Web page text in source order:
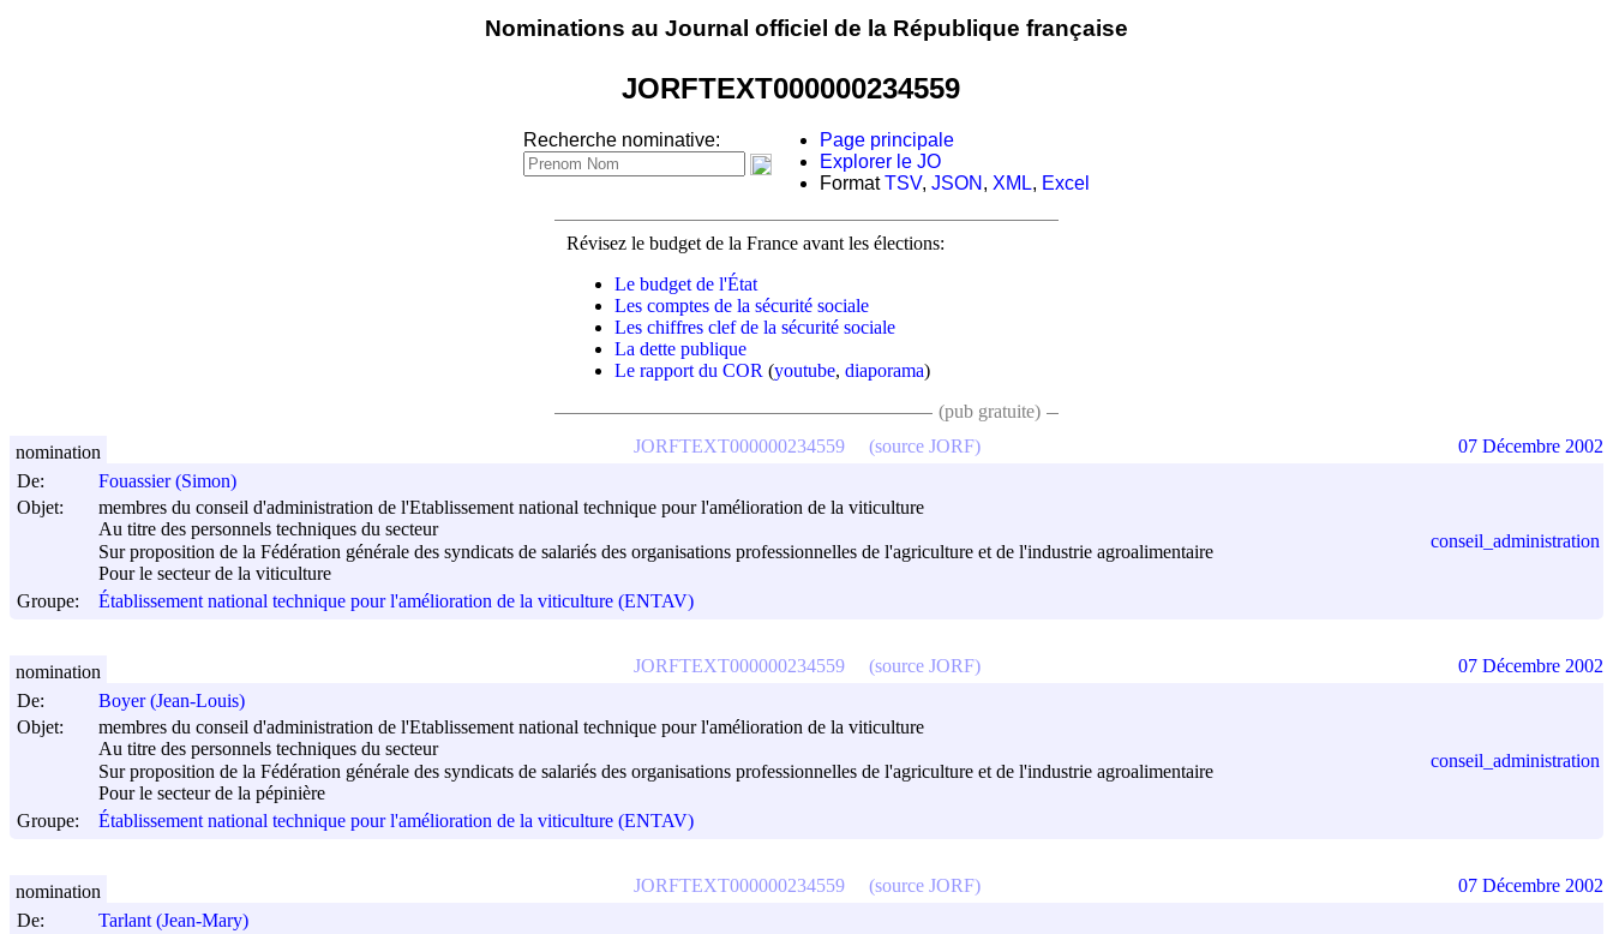
Nominations au Journal officiel de la République française
JORFTEXT000000234559
Recherche nominative:
Page principale
Explorer le JO
FormatTSV, JSON , XML, Excel
Révisez le budget de la France avant les élections:
Le budget de l'État
Les comptes de la sécurité sociale
Les chiffres clef de la sécurité sociale
La dette publique
Le rapport du COR (youtube, diaporama)
(pub gratuite)
De:
Fouassier (Simon)
Objet:
membres du conseil d'administration de l'Etablissement national technique pour l'amélioration de la viticulture
Au titre des personnels techniques du secteur
Sur proposition de la Fédération générale des syndicats de salariés des organisations professionnelles de l'agriculture et de l'industrie agroalimentaire
Pour le secteur de la viticulture
Groupe:
Établissement national technique pour l'amélioration de la viticulture (ENTAV)
conseil_administration
JORFTEXT000000234559 (source JORF)
nomination 07 Décembre 2002
De:
Boyer (Jean-Louis)
Objet:
membres du conseil d'administration de l'Etablissement national technique pour l'amélioration de la viticulture
Au titre des personnels techniques du secteur
Sur proposition de la Fédération générale des syndicats de salariés des organisations professionnelles de l'agriculture et de l'industrie agroalimentaire
Pour le secteur de la pépinière
Groupe:
Établissement national technique pour l'amélioration de la viticulture (ENTAV)
conseil_administration
JORFTEXT000000234559 (source JORF)
nomination 07 Décembre 2002
De:
Tarlant (Jean-Mary)
JORFTEXT000000234559 (source JORF)
nomination 07 Décembre 2002